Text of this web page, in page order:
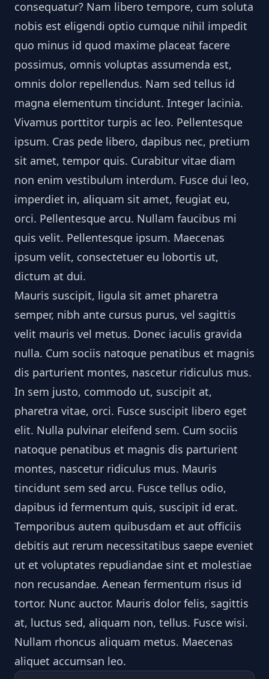
consequatur? Nam libero tempore, cum soluta
nobis est eligendi optio cumque nihil impedit
quo minus id quod maxime placeat facere
possimus, omnis voluptas assumenda est,
omnis dolor repellendus. Nam sed tellus id
magna elementum tincidunt. Integer lacinia.
Vivamus porttitor turpis ac leo. Pellentesque
ipsum. Cras pede libero, dapibus nec, pretium
sit amet, tempor quis. Curabitur vitae diam
non enim vestibulum interdum. Fusce dui leo,
imperdiet in, aliquam sit amet, feugiat eu,
orci. Pellentesque arcu. Nullam faucibus mi
quis velit. Pellentesque ipsum. Maecenas
ipsum velit, consectetuer eu lobortis ut,
dictum at dui.
Mauris suscipit, ligula sit amet pharetra
semper, nibh ante cursus purus, vel sagittis
velit mauris vel metus. Donec iaculis gravida
nulla. Cum sociis natoque penatibus et magnis
dis parturient montes, nascetur ridiculus mus.
In sem justo, commodo ut, suscipit at,
pharetra vitae, orci. Fusce suscipit libero eget
elit. Nulla pulvinar eleifend sem. Cum sociis
natoque penatibus et magnis dis parturient
montes, nascetur ridiculus mus. Mauris
tincidunt sem sed arcu. Fusce tellus odio,
dapibus id fermentum quis, suscipit id erat.
Temporibus autem quibusdam et aut officiis
debitis aut rerum necessitatibus saepe eveniet
ut et voluptates repudiandae sint et molestiae
non recusandae. Aenean fermentum risus id
tortor. Nunc auctor. Mauris dolor felis, sagittis
at, luctus sed, aliquam non, tellus. Fusce wisi.
Nullam rhoncus aliquam metus. Maecenas
aliquet accumsan leo.